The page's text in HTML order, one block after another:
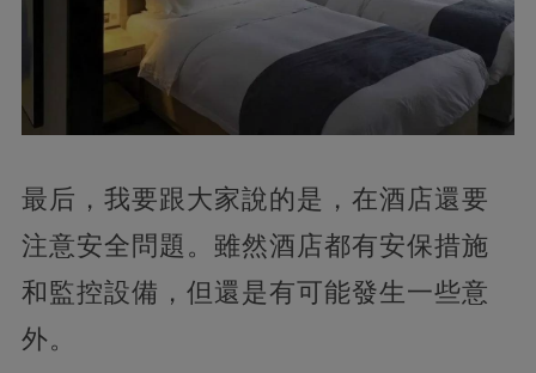
最后，我要跟大家說的是，在酒店還要
注意安全問題。雖然酒店都有安保措施
和監控設備，但還是有可能發生一些意
外。